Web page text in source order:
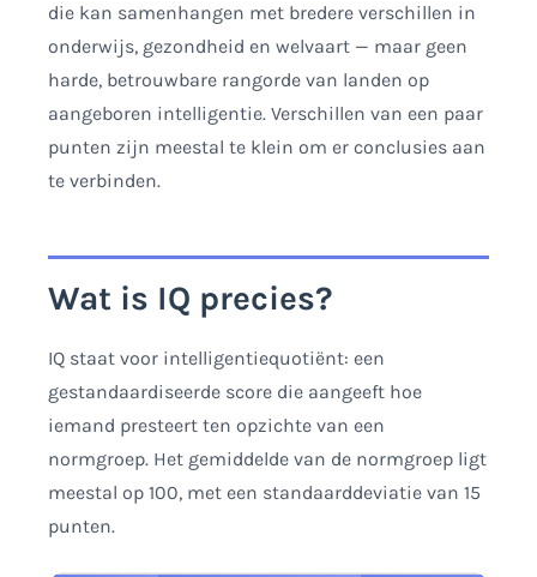
die kan samenhangen met bredere verschillen in
onderwijs, gezondheid en welvaart — maar geen
harde, betrouwbare rangorde van landen op
aangeboren intelligentie. Verschillen van een paar
punten zijn meestal te klein om er conclusies aan
te verbinden.
Wat is IQ precies?
IQ staat voor intelligentiequotiënt: een
gestandaardiseerde score die aangeeft hoe
iemand presteert ten opzichte van een
normgroep. Het gemiddelde van de normgroep ligt
meestal op 100, met een standaarddeviatie van 15
punten.